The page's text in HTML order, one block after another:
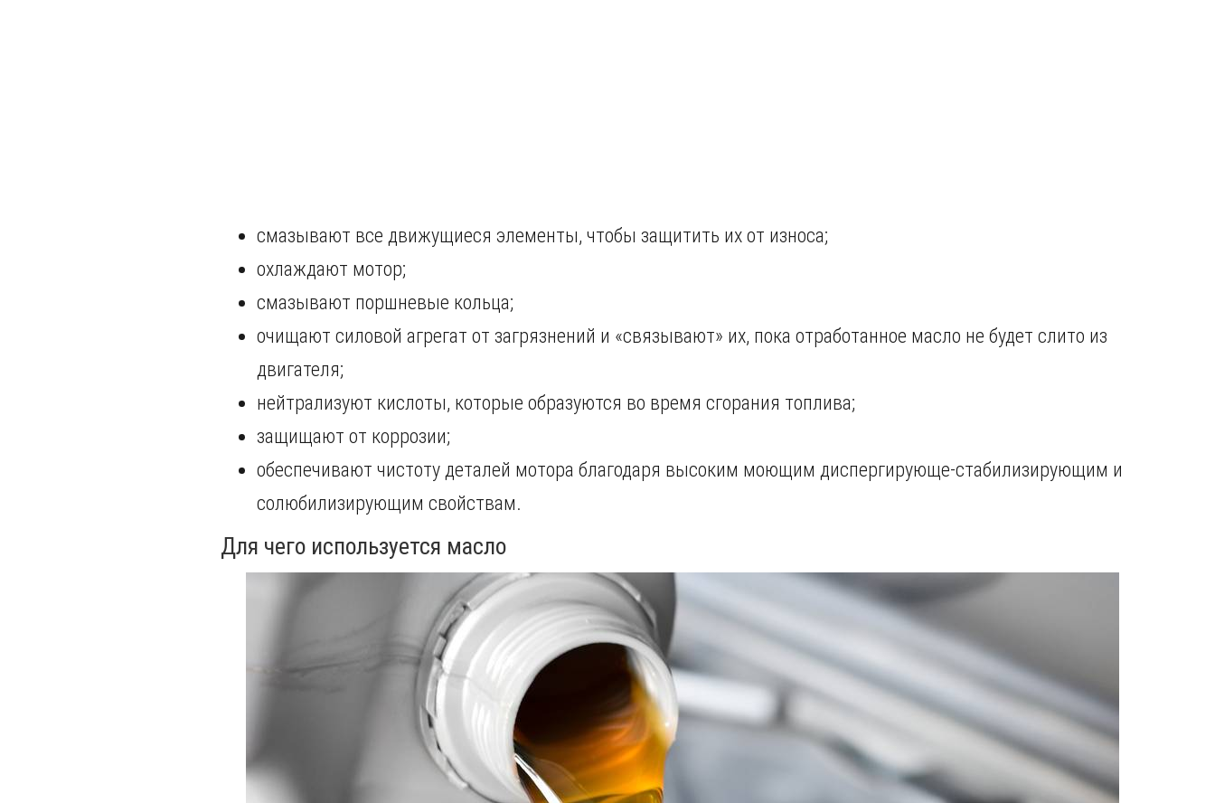
смазывают все движущиеся элементы, чтобы защитить их от износа;
охлаждают мотор;
смазывают поршневые кольца;
очищают силовой агрегат от загрязнений и «связывают» их, пока отработанное масло не будет слито из
двигателя;
нейтрализуют кислоты, которые образуются во время сгорания топлива;
защищают от коррозии;
обеспечивают чистоту деталей мотора благодаря высоким моющим диспергирующе-стабилизирующим и
солюбилизирующим свойствам.
Для чего используется масло